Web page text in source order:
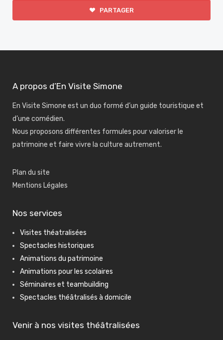
PARTAGER
A propos d’En Visite Simone
En Visite Simone est un duo formé d’un guide touristique et
d’une comédien.
Nous proposons différentes formules pour valoriser le
patrimoine et faire vivre la culture autrement.
Plan du site
Mentions Légales
Nos services
Visites théatralisées
Spectacles historiques
Animations du patrimoine
Animations pour les scolaires
Séminaires et teambuilding
Spectacles théâtralisés à domicile
Venir à nos visites théâtralisées